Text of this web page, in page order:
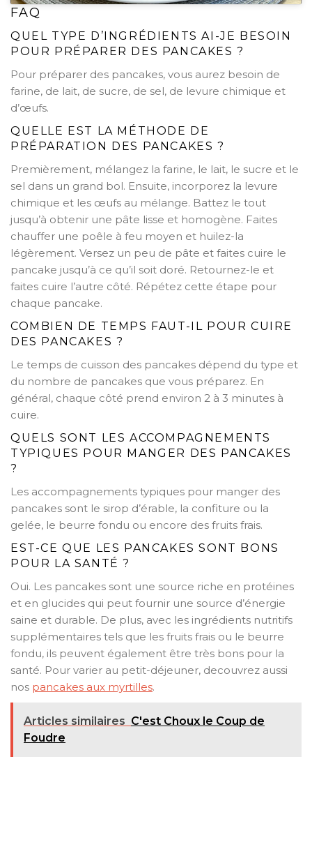
FAQ
QUEL TYPE D’INGRÉDIENTS AI-JE BESOIN
POUR PRÉPARER DES PANCAKES ?
Pour préparer des pancakes, vous aurez besoin de
farine, de lait, de sucre, de sel, de levure chimique et
d’œufs.
QUELLE EST LA MÉTHODE DE
PRÉPARATION DES PANCAKES ?
Premièrement, mélangez la farine, le lait, le sucre et le
sel dans un grand bol. Ensuite, incorporez la levure
chimique et les œufs au mélange. Battez le tout
jusqu’à obtenir une pâte lisse et homogène. Faites
chauffer une poêle à feu moyen et huilez-la
légèrement. Versez un peu de pâte et faites cuire le
pancake jusqu’à ce qu’il soit doré. Retournez-le et
faites cuire l’autre côté. Répétez cette étape pour
chaque pancake.
COMBIEN DE TEMPS FAUT-IL POUR CUIRE
DES PANCAKES ?
Le temps de cuisson des pancakes dépend du type et
du nombre de pancakes que vous préparez. En
général, chaque côté prend environ 2 à 3 minutes à
cuire.
QUELS SONT LES ACCOMPAGNEMENTS
TYPIQUES POUR MANGER DES PANCAKES
?
Les accompagnements typiques pour manger des
pancakes sont le sirop d’érable, la confiture ou la
gelée, le beurre fondu ou encore des fruits frais.
EST-CE QUE LES PANCAKES SONT BONS
POUR LA SANTÉ ?
Oui. Les pancakes sont une source riche en protéines
et en glucides qui peut fournir une source d’énergie
saine et durable. De plus, avec les ingrédients nutritifs
supplémentaires tels que les fruits frais ou le beurre
fondu, ils peuvent également être très bons pour la
santé. Pour varier au petit-déjeuner, decouvrez aussi
nos pancakes aux myrtilles.
Articles similaires C'est Choux le Coup de
Foudre